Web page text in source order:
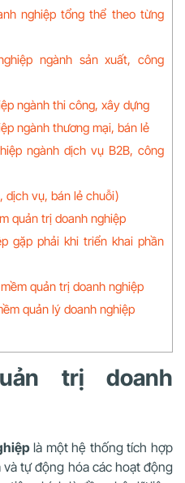
nghiệp tổng thể theo từng
ngành sản xuất, công
ngành thi công, xây dựng
ngành thương mại, bán lẻ
ngành dịch vụ B2B, công
dịch vụ, bán lẻ chuỗi)
quản trị doanh nghiệp
gặp phải khi triển khai phần
quản trị doanh nghiệp
quản lý doanh nghiệp
trị doanh
là một hệ thống tích hợp
tự động hóa các hoạt động